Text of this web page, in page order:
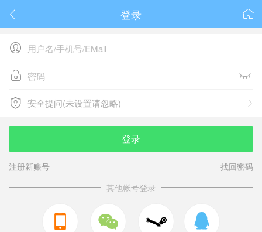
 
登录

 
 
安全提问(未设置请忽略)
安全提问(未设置请忽略)
登录
注册新账号
找回密码
其他帐号登录
  